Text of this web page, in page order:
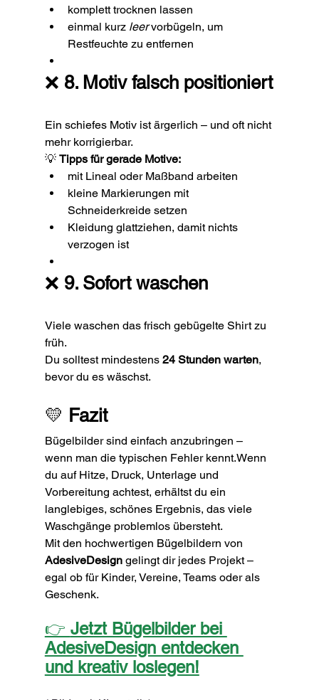
komplett trocknen lassen
einmal kurz leer vorbügeln, um
Restfeuchte zu entfernen
❌ 8. Motiv falsch positioniert
Ein schiefes Motiv ist ärgerlich – und oft nicht
mehr korrigierbar.
💡 Tipps für gerade Motive:
mit Lineal oder Maßband arbeiten
kleine Markierungen mit
Schneiderkreide setzen
Kleidung glattziehen, damit nichts
verzogen ist
❌ 9. Sofort waschen
Viele waschen das frisch gebügelte Shirt zu
früh.
Du solltest mindestens 24 Stunden warten,
bevor du es wäschst.
💛 Fazit
Bügelbilder sind einfach anzubringen –
wenn man die typischen Fehler kennt.Wenn
du auf Hitze, Druck, Unterlage und
Vorbereitung achtest, erhältst du ein
langlebiges, schönes Ergebnis, das viele
Waschgänge problemlos übersteht.
Mit den hochwertigen Bügelbildern von
AdesiveDesign gelingt dir jedes Projekt –
egal ob für Kinder, Vereine, Teams oder als
Geschenk.
👉 Jetzt Bügelbilder bei
AdesiveDesign entdecken
und kreativ loslegen!